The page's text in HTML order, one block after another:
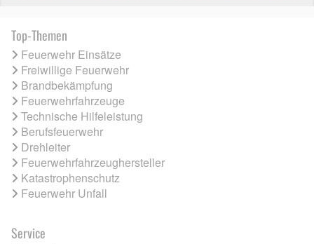
Top-Themen
Feuerwehr Einsätze
Freiwillige Feuerwehr
Brandbekämpfung
Feuerwehrfahrzeuge
Technische Hilfeleistung
Berufsfeuerwehr
Drehleiter
Feuerwehrfahrzeughersteller
Katastrophenschutz
Feuerwehr Unfall
Service